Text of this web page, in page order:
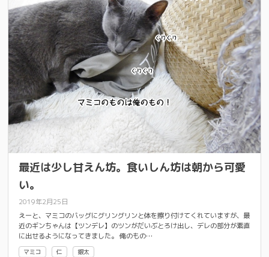
最近は少し甘えん坊。食いしん坊は朝から可愛
い。
2019年2月25日
えーと、マミコのバッグにグリングリンと体を擦り付けてくれていますが、最
近のギンちゃんは【ツンデレ】のツンがだいぶとろけ出し、デレの部分が素直
に出せるようになってきました。 俺のもの…
マミコ 仁 銀太